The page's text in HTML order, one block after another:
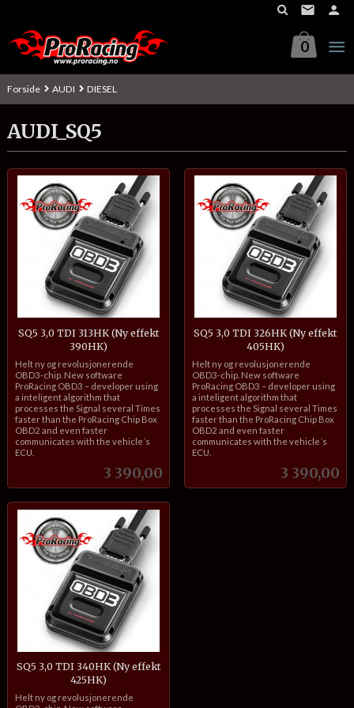
innholdet
0
Forside AUDI DIESEL
AUDI_SQ5
SQ5 3,0 TDI 313HK (Ny effekt
390HK)
Pris
3 390,00
inkl.
mva.
Helt ny og revolusjonerende
OBD3-chip. New software
ProRacing OBD3 – developer using
a inteligent algorithm that
processes the Signal several Times
faster than the ProRacing Chip Box
OBD2 and even faster
communicates with the vehicle´s
ECU.
SQ5 3,0 TDI 326HK (Ny effekt
405HK)
Pris
3 390,00
inkl.
mva.
Helt ny og revolusjonerende
OBD3-chip. New software
ProRacing OBD3 – developer using
a inteligent algorithm that
processes the Signal several Times
faster than the ProRacing Chip Box
OBD2 and even faster
communicates with the vehicle´s
ECU.
SQ5 3,0 TDI 340HK (Ny effekt
425HK)
inkl.
Helt ny og revolusjonerende